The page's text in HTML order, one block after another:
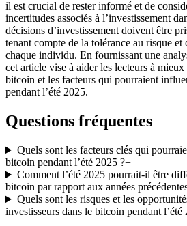
il est crucial de rester informé et de
incertitudes associés à l’investissement
décisions d’investissement doivent être
tenant compte de la tolérance au risque
chaque individu. En fournissant une
cet article vise à aider les lecteurs à
bitcoin et les facteurs qui pourraient
pendant l’été 2025.
Questions fréquentes
Quels sont les facteurs clés qui
bitcoin pendant l’été 2025 ?+
Comment l’été 2025 pourrait-il être
bitcoin par rapport aux années
Quels sont les risques et les
investisseurs dans le bitcoin pendant l’été